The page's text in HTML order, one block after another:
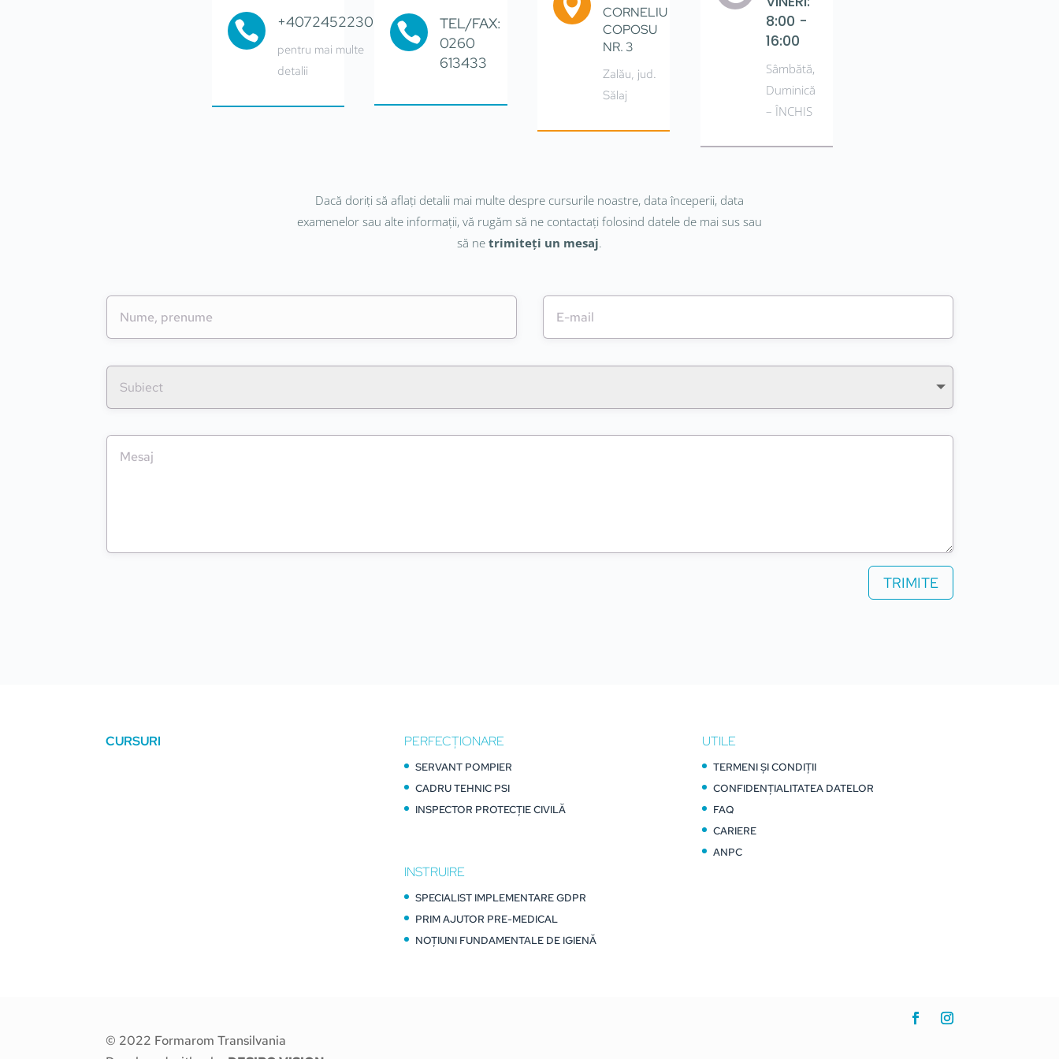
 +40724522308
pentru mai multe
detalii

TEL/FAX:
0260
613433

CORNELIU
COPOSU
NR. 3
Zalău, jud.
Sălaj
8:00 -
16:00
Sâmbătă,
Duminică
– ÎNCHIS
Dacă doriți să aflați detalii mai multe despre cursurile noastre, data începerii, data
examenelor sau alte informații, vă rugăm să ne contactați folosind datele de mai sus sau
să ne trimiteți un mesaj.
TRIMITE
CURSURI PERFECȚIONARE
SERVANT POMPIER
CADRU TEHNIC PSI
INSPECTOR PROTECȚIE CIVILĂ
INSTRUIRE
SPECIALIST IMPLEMENTARE GDPR
PRIM AJUTOR PRE-MEDICAL
NOȚIUNI FUNDAMENTALE DE IGIENĂ
UTILE
TERMENI ȘI CONDIȚII
CONFIDENȚIALITATEA DATELOR
FAQ
CARIERE
ANPC
© 2022 Formarom Transilvania